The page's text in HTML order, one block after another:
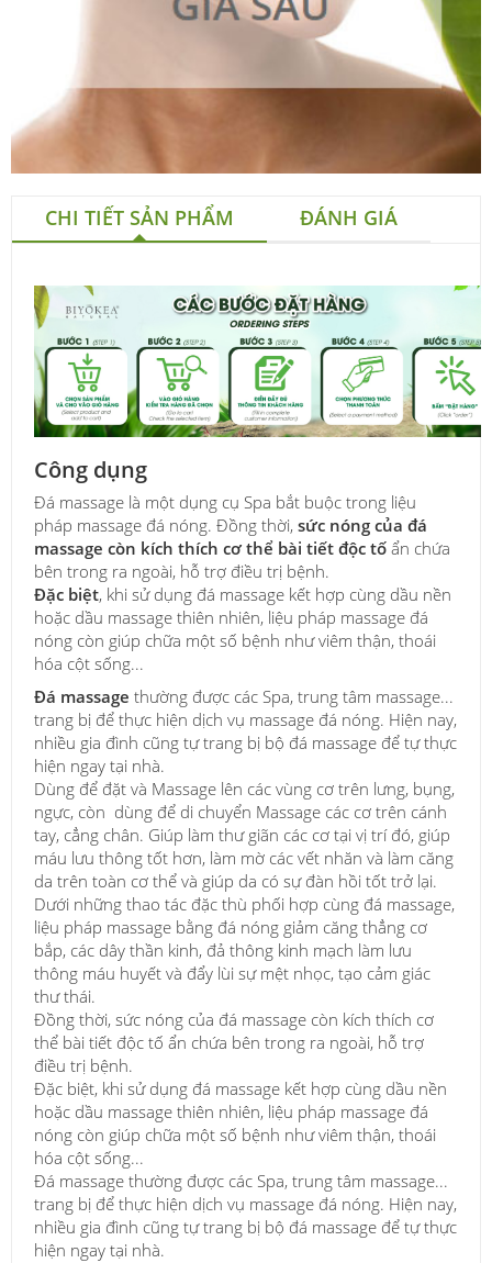
CHI TIẾT SẢN PHẨM ĐÁNH GIÁ
Công dụng
Đá massage là một dụng cụ Spa bắt buộc trong liệu
pháp massage đá nóng. Đồng thời, sức nóng của đá
massage còn kích thích cơ thể bài tiết độc tố ẩn chứa
bên trong ra ngoài, hỗ trợ điều trị bệnh.
Đặc biệt, khi sử dụng đá massage kết hợp cùng dầu nền
hoặc dầu massage thiên nhiên, liệu pháp massage đá
nóng còn giúp chữa một số bệnh như viêm thận, thoái
hóa cột sống...
Đá massage thường được các Spa, trung tâm massage...
trang bị để thực hiện dịch vụ massage đá nóng. Hiện nay,
nhiều gia đình cũng tự trang bị bộ đá massage để tự thực
hiện ngay tại nhà.
Dùng để đặt và Massage lên các vùng cơ trên lưng, bụng,
ngực, còn dùng để di chuyển Massage các cơ trên cánh
tay, cẳng chân. Giúp làm thư giãn các cơ tại vị trí đó, giúp
máu lưu thông tốt hơn, làm mờ các vết nhăn và làm căng
da trên toàn cơ thể và giúp da có sự đàn hồi tốt trở lại.
Dưới những thao tác đặc thù phối hợp cùng đá massage,
liệu pháp massage bằng đá nóng giảm căng thẳng cơ
bắp, các dây thần kinh, đả thông kinh mạch làm lưu
thông máu huyết và đẩy lùi sự mệt nhọc, tạo cảm giác
thư thái.
Đồng thời, sức nóng của đá massage còn kích thích cơ
thể bài tiết độc tố ẩn chứa bên trong ra ngoài, hỗ trợ
điều trị bệnh.
Đặc biệt, khi sử dụng đá massage kết hợp cùng dầu nền
hoặc dầu massage thiên nhiên, liệu pháp massage đá
nóng còn giúp chữa một số bệnh như viêm thận, thoái
hóa cột sống...
Đá massage thường được các Spa, trung tâm massage...
trang bị để thực hiện dịch vụ massage đá nóng. Hiện nay,
nhiều gia đình cũng tự trang bị bộ đá massage để tự thực
hiện ngay tại nhà.